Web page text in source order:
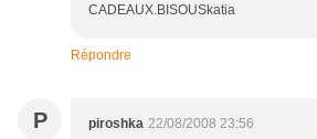
CADEAUX.BISOUSkatia
Répondre
P piroshka 22/08/2008 23:56